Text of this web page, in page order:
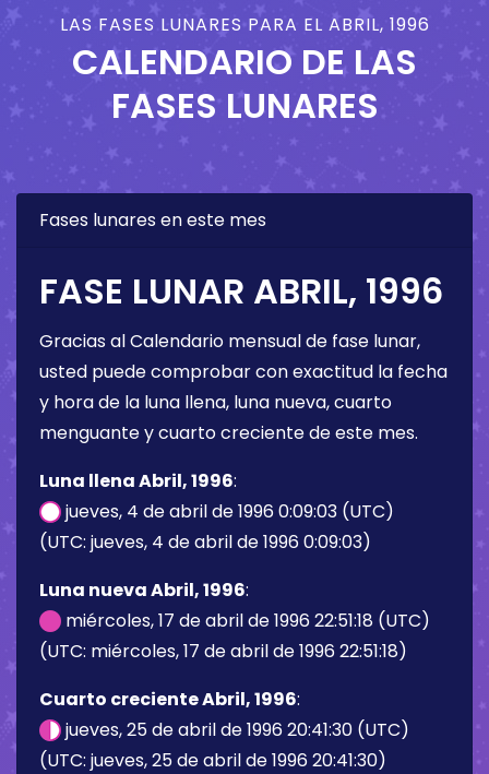
LAS FASES LUNARES PARA EL ABRIL, 1996
CALENDARIO DE LAS
FASES LUNARES
Fases lunares en este mes
FASE LUNAR ABRIL, 1996
Gracias al Calendario mensual de fase lunar,
usted puede comprobar con exactitud la fecha
y hora de la luna llena, luna nueva, cuarto
menguante y cuarto creciente de este mes.
Luna llena Abril, 1996:
jueves, 4 de abril de 1996 0:09:03 (UTC)
(UTC: jueves, 4 de abril de 1996 0:09:03)
Luna nueva Abril, 1996:
miércoles, 17 de abril de 1996 22:51:18 (UTC)
(UTC: miércoles, 17 de abril de 1996 22:51:18)
Cuarto creciente Abril, 1996:
jueves, 25 de abril de 1996 20:41:30 (UTC)
(UTC: jueves, 25 de abril de 1996 20:41:30)